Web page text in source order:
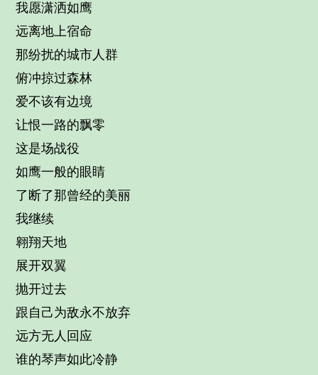
我愿潇洒如鹰
远离地上宿命
那纷扰的城市人群
俯冲掠过森林
爱不该有边境
让恨一路的飘零
这是场战役
如鹰一般的眼睛
了断了那曾经的美丽
我继续
翱翔天地
展开双翼
抛开过去
跟自己为敌永不放弃
远方无人回应
谁的琴声如此冷静